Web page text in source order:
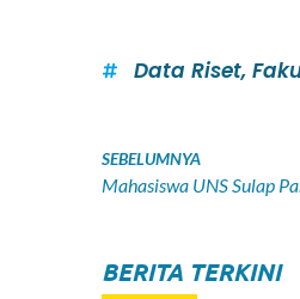
Data Riset,
SEBELUMNYA
BERITA TERKINI